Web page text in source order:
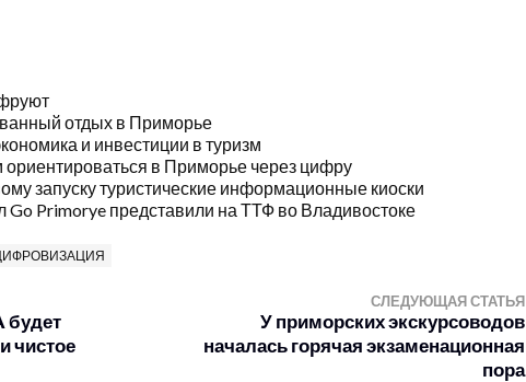
отдых в Приморье
и инвестиции в туризм
ориентироваться в Приморье через цифру
запуску туристические информационные киоски
Go Primorye представили на ТТФ во Владивостоке
будет
чистое
СЛЕДУЮЩАЯ СТАТЬЯ
У приморских экскурсоводов
началась горячая экзаменационная
пора